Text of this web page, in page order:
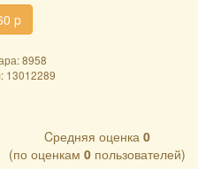
p
8958
13012289
Cредняя оценка0
(по оценкам0 пользователей)